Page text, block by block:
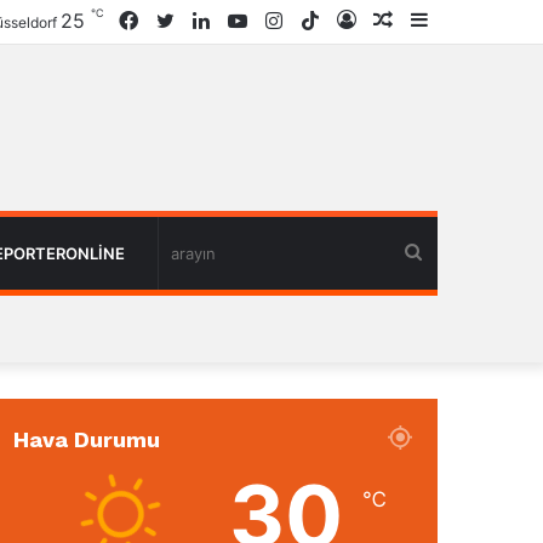
Rastgele
Giriş
TikTok
Instagram
YouTube
LinkedIn
Twitter
Facebook
25 ℃
Hava Durumu
30 ℃